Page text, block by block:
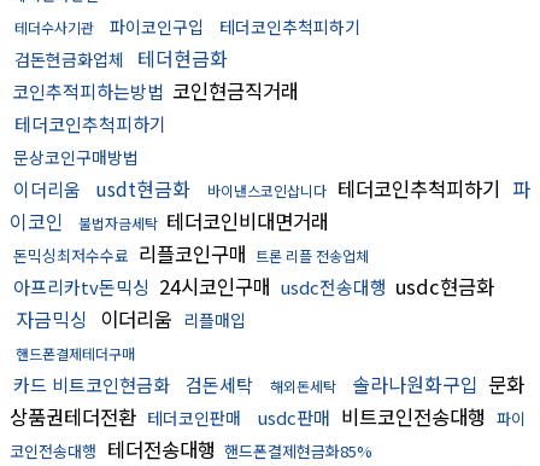
테더수사기관 파이코인구입
테더코인추척피하기
검돈현금화업체
테더현금화
코인추적피하는방법 코인현금직거래
테더코인추척피하기
문상코인구매방법
이더리움 usdt현금화 바이낸스코인삽니다 테더코인추척피하기 파
이코인
불법자금세탁 테더코인비대면거래
돈믹싱최저수수료 리플코인구매 트론 리플 전송업체
아프리카tv돈믹싱 24시코인구매 usdc전송대행 usdc현금화
자금믹싱 이더리움 리플매입
핸드폰결제테더구매
카드 비트코인현금화 검돈세탁 해외돈세탁 솔라나원화구입 문화
상품권테더전환 테더코인판매 usdc판매 비트코인전송대행 파이
코인전송대행 테더전송대행 핸드폰결제현금화85%